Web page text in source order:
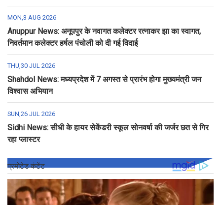
MON,3 AUG 2026
Anuppur News: अनूपपुर के नवागत कलेक्टर रत्नाकर झा का स्वागत,
निवर्तमान कलेक्टर हर्षल पंचोली को दी गई विदाई
THU,30 JUL 2026
Shahdol News: मध्यप्रदेश में 7 अगस्त से प्रारंभ होगा मुख्यमंत्री जन
विश्वास अभियान
SUN,26 JUL 2026
Sidhi News: सीधी के हायर सेकेंडरी स्कूल सोनवर्षा की जर्जर छत से गिर
रहा प्लास्टर